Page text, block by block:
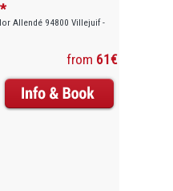
Allendé 94800 Villejuif -
from 61€